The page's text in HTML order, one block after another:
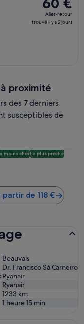
Aller-
retour,
jours
60 €
Aller-retour
trouvé il y a 2 jours
proximité
des 7 derniers
susceptibles de
moins cherLe plus proche
partir de 118 €
Beauvais
Dr. Francisco Sá Carneiro
Ryanair
Ryanair
1233 km
1 heure 15 min